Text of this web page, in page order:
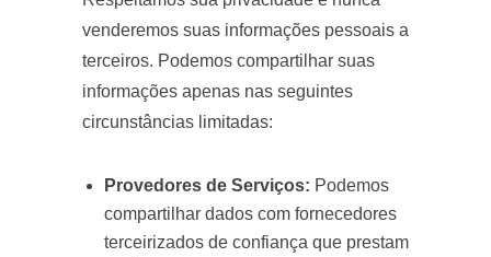
venderemos suas informações pessoais a
terceiros. Podemos compartilhar suas
informações apenas nas seguintes
circunstâncias limitadas:
Provedores de Serviços: Podemos
compartilhar dados com fornecedores
terceirizados de confiança que prestam